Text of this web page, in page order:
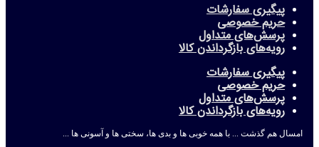
پیگیری سفارشات
حریم خصوصی
پرسش‌های متداول
رویه‌های بازگرداندن کالا
پیگیری سفارشات
حریم خصوصی
پرسش‌های متداول
رویه‌های بازگرداندن کالا
امسال هم گذشت ... با همه خوبی ها و بدی ها، سختی ها و آسونی ها ...